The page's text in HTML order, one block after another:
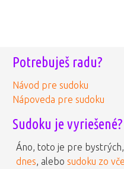
Potrebuješ radu?
Návod pre sudoku
Nápoveda pre sudoku
Sudoku je vyriešené?
Áno, toto je pre
dnes , alebo sudoku zo